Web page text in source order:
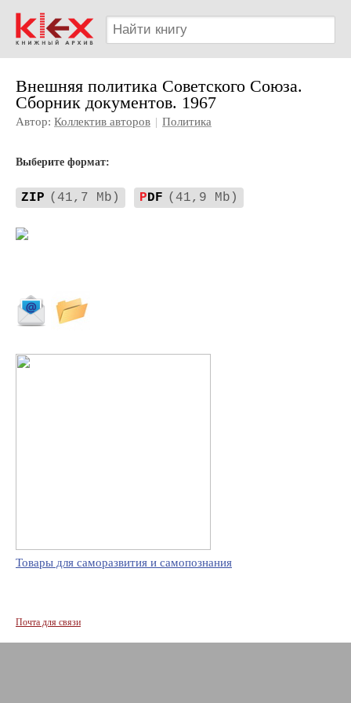
Внешняя политика Советского Союза.
Сборник документов. 1967
Автор: Коллектив авторов | Политика
Выберите формат:
ZIP (41,7 Mb) PDF (41,9 Mb)
Товары для саморазвития и самопознания
Почта для связи